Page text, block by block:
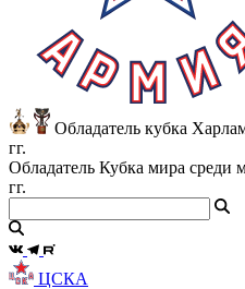
Обладатель кубка
гг.
Обладатель Кубка мира среди
гг.
ЦСКА